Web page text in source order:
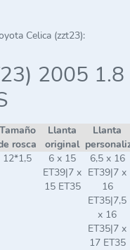
Celica (zzt23):
2005 1.8
Tamaño
rosca
Llanta
original
Llanta
12*1,5
6 x 15
ET39|7 x
15 ET35
6,5 x 16
ET39|7 x
16
ET35|7,5
x 16
ET35|7 x
17 ET35